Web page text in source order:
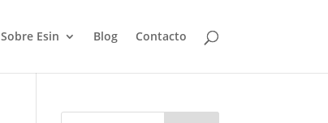
Sobre Esin Blog Contacto